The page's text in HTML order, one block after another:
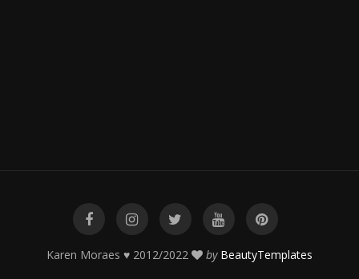
Karen Moraes ♥ 2012/2022 by BeautyTemplates